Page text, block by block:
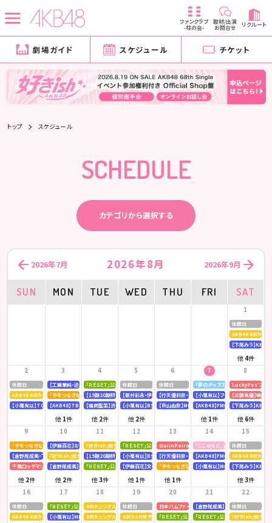
ファンクラブ
-柱の会-
取材/出演
お問合せ リクルート
劇場ガイド スケジュール チケット
トップ スケジュール
SCHEDULE
カテゴリから選択する
2026年8月
2026年7月 2026年9月
SUN MON TUE WED THU FRI SAT
休館日
AKB48 68thシン
【下尾みう】
他 4件
1
休館日
AKB48 68thシングル OS盤 【個別握手会】 @パシフィコ横浜
【小栗有以】TOKYOMX「MXグランプリ2026～異端芸人決定戦～」
2
【工藤華純・迫由芽実】大分合同新聞
「手をつなぎながら」公演
【AKB48】TBS「CDTV ライブ! ライブ!」
他 1件
3
「ＲＥＳＥＴ」公演
【19期20期研究生】SHOWROOM「AKB48研究生パレット 〜多彩な魅力をお届け〜」
【福岡聖菜】渋谷クロスFM「AKB48福岡聖菜の あなたに福を届けますらじお☆」
他 2件
4
休館日
【新井彩永・伊藤百花】文化放送「矢吹奈子のレコメン！」
【小栗有以】BSテレ東「ドライな同期の溺愛癖」
他 2件
5
休館日
【行天優莉奈・新井彩永】ラジオNIKKEI「虎ノ門 トレ
【秋山由奈】MBSラジオ「アッパレやってまーす！」
6
「夢のポップスター」公演
【小栗有以】フジテレビ「全力！脱力タ
【AKB48】FMFUJI「AKB48の
他 1件
7
LuckyFes’26
【正鋳真優】映画
【下尾みう】
他 6件
8
「手をつなぎながら」公演
【倉野尾成美・下尾みう・工藤華純・山口結愛】LOVE FM「AKB48九州放送部！」
千葉ロッテマリーンズ「BLACK SUMMER WEEK supported by クーリッシュ」
他 2件
9
【伊藤百花】8/10(月)発売「mini 9月号」
『好きish』発売記念 リミスタインターネットサイン会
【倉野尾成美】KBCラジオ「下町やぶさか診療所」
他 2件
10
『好きish』発売記念 リミスタインターネットサイン会
【19期20期研究生】SHOWROOM「AKB48研究生パレット 〜多彩な魅力をお届け〜」
「ＲＥＳＥＴ」公演
他3件
11
「ＲＥＳＥＴ」公演
【小栗有以】BSテレ東「ドライな同期の溺愛癖」
【伊藤百花】文化放送「AKB48伊藤百花のひと“花”咲かせたいっ！」
他 1件
12
GarinPeiro FES 『THE ROOTS 2026』
【行天優莉奈・新井彩永】ラジオNIKKEI「虎ノ門 トレ
「手をつなぎながら」公演
他 1件
13
「ここからだ」公演
【AKB48】FMFUJI「AKB48の
【小栗有以】MBSテレビ「深夜の爆
14
休館日
AKB48 68thシン
【下尾みう】
他3件
15
休館日
AKB48 68thシングル OS盤 【オンラインお話し会】
16
「ＲＥＳＥＴ」公演
【小栗有以】MBSラジオ「アッパレやってまーす！」
17
68thシングル『好きish』発売記念 「グループ握手会」
68thシングル『好きish』 発売記念「お見送り会」
18
休館日
68thSG発売記念イベント「『好きish』握手祭」
19
日本ハムファイターズ〈AFTER GAME〉スペシャルラ
「ＲＥＳＥＴ」公演
20
【倉野尾成美】8/21(金)発売『アップ
「ＲＥＳＥＴ」公演
21
休館日
『好きish』発売記
22